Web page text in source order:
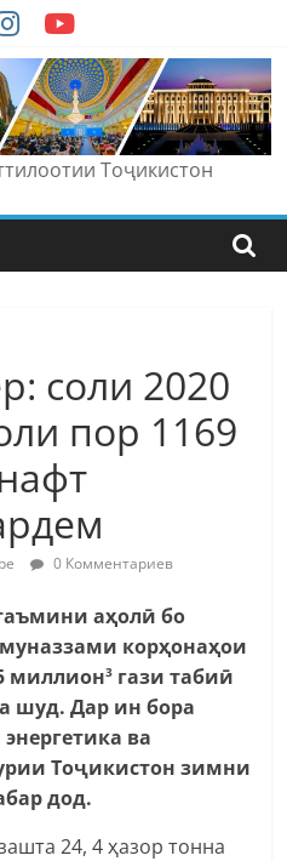
Тоҷикистон
соли 2020
пор 1169
0 Комментариев
аҳолӣ бо
корҳонаҳои
миллион3 гази табиӣ
шуд. Дар ин бора
ва
Тоҷикистон зимни
дод.
24, 4 ҳазор тонна